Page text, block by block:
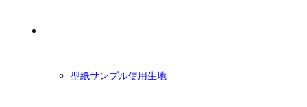
型紙サンプル使用生地